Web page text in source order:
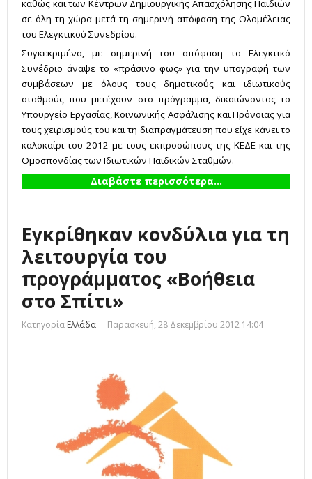
καθώς και των Κέντρων Δημιουργικής Απασχόλησης Παιδιών
σε όλη τη χώρα μετά τη σημερινή απόφαση της Ολομέλειας
του Ελεγκτικού Συνεδρίου.
Συγκεκριμένα, με σημερινή του απόφαση το Ελεγκτικό
Συνέδριο άναψε το «πράσινο φως» για την υπογραφή των
συμβάσεων με όλους τους δημοτικούς και ιδιωτικούς
σταθμούς που μετέχουν στο πρόγραμμα, δικαιώνοντας το
Υπουργείο Εργασίας, Κοινωνικής Ασφάλισης και Πρόνοιας για
τους χειρισμούς του και τη διαπραγμάτευση που είχε κάνει το
καλοκαίρι του 2012 με τους εκπροσώπους της ΚΕΔΕ και της
Ομοσπονδίας των Ιδιωτικών Παιδικών Σταθμών.
Διαβάστε περισσότερα...
Εγκρίθηκαν κονδύλια για τη
λειτουργία του
προγράμματος «Βοήθεια
στο Σπίτι»
Κατηγορία Ελλάδα Παρασκευή, 28 Δεκεμβρίου 2012 14:04